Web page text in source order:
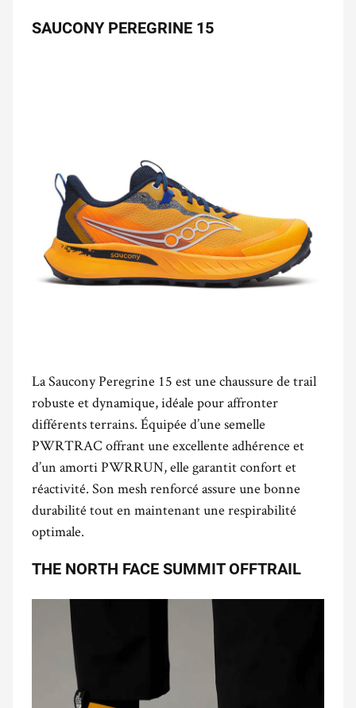
SAUCONY PEREGRINE 15
La Saucony Peregrine 15 est une chaussure de trail
robuste et dynamique, idéale pour affronter
différents terrains. Équipée d’une semelle
PWRTRAC offrant une excellente adhérence et
d’un amorti PWRRUN, elle garantit confort et
réactivité. Son mesh renforcé assure une bonne
durabilité tout en maintenant une respirabilité
optimale.
THE NORTH FACE SUMMIT OFFTRAIL